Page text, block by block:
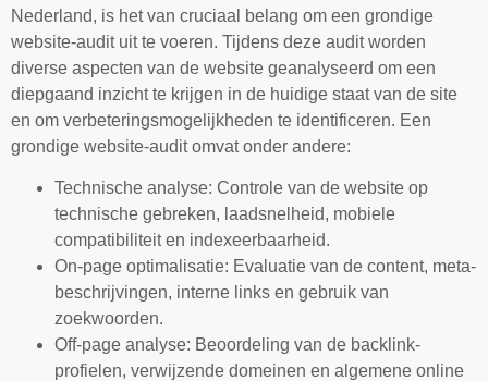
Nederland, is het van cruciaal belang om een grondige
website-audit uit te voeren. Tijdens deze audit worden
diverse aspecten van de website geanalyseerd om een
diepgaand inzicht te krijgen in de huidige staat van de site
en om verbeteringsmogelijkheden te identificeren. Een
grondige website-audit omvat onder andere:
Technische analyse: Controle van de website op
technische gebreken, laadsnelheid, mobiele
compatibiliteit en indexeerbaarheid.
On-page optimalisatie: Evaluatie van de content, meta-
beschrijvingen, interne links en gebruik van
zoekwoorden.
Off-page analyse: Beoordeling van de backlink-
profielen, verwijzende domeinen en algemene online